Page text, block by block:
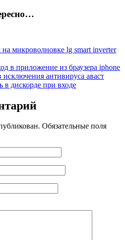
микроволновке lg smart inverter
в приложение из браузера iphone
исключения антивируса аваст
в дискорде при входе
Обязательные поля